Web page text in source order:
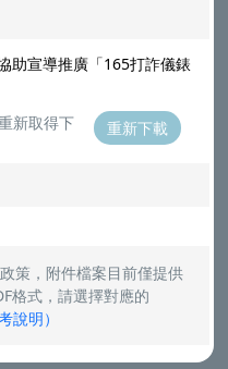
助宣導推廣「165打詐儀錶
新取得下
重新下載
策，附件檔案目前僅提供
格式，請選擇對應的
說明）